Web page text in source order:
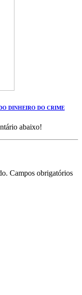
DINHEIRO DO CRIME
abaixo!
Campos obrigatórios